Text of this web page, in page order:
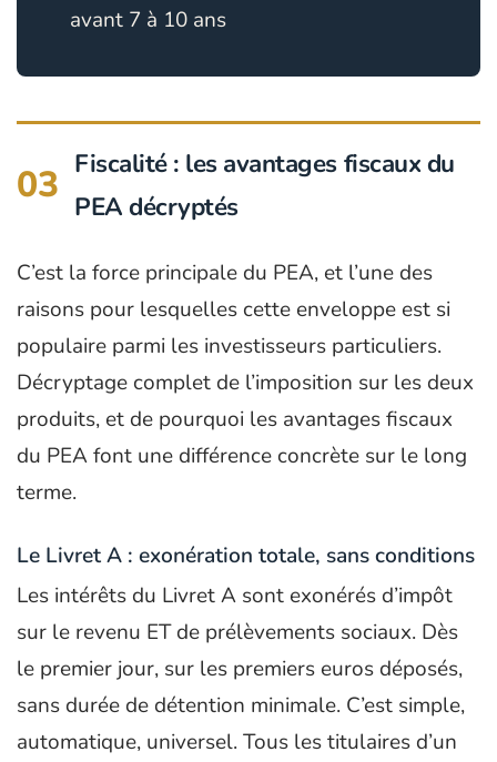
avant 7 à 10 ans
03 Fiscalité : les avantages fiscaux du
PEA décryptés
C’est la force principale du PEA, et l’une des
raisons pour lesquelles cette enveloppe est si
populaire parmi les investisseurs particuliers.
Décryptage complet de l’imposition sur les deux
produits, et de pourquoi les avantages fiscaux
du PEA font une différence concrète sur le long
terme.
Le Livret A : exonération totale, sans conditions
Les intérêts du Livret A sont exonérés d’impôt
sur le revenu ET de prélèvements sociaux. Dès
le premier jour, sur les premiers euros déposés,
sans durée de détention minimale. C’est simple,
automatique, universel. Tous les titulaires d’un